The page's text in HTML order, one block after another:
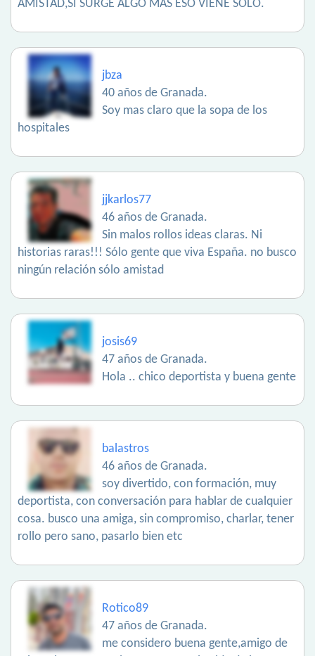
AMISTAD,SI SURGE ALGO MAS ESO VIENE SOLO.
jbza
40 años de Granada.
Soy mas claro que la sopa de los
hospitales
jjkarlos77
46 años de Granada.
Sin malos rollos ideas claras. Ni
historias raras!!! Sólo gente que viva España. no busco
ningún relación sólo amistad
josis69
47 años de Granada.
Hola .. chico deportista y buena gente
balastros
46 años de Granada.
soy divertido, con formación, muy
deportista, con conversación para hablar de cualquier
cosa. busco una amiga, sin compromiso, charlar, tener
rollo pero sano, pasarlo bien etc
Rotico89
47 años de Granada.
me considero buena gente,amigo de